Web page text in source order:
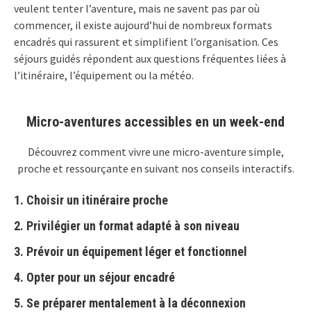
veulent tenter l’aventure, mais ne savent pas par où
commencer, il existe aujourd’hui de nombreux formats
encadrés qui rassurent et simplifient l’organisation. Ces
séjours guidés répondent aux questions fréquentes liées à
l’itinéraire, l’équipement ou la météo.
Micro-aventures accessibles en un week-end
Découvrez comment vivre une micro-aventure simple,
proche et ressourçante en suivant nos conseils interactifs.
1. Choisir un itinéraire proche
2. Privilégier un format adapté à son niveau
3. Prévoir un équipement léger et fonctionnel
4. Opter pour un séjour encadré
5. Se préparer mentalement à la déconnexion